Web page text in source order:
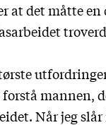
at det måtte en
mannen,
Når jeg